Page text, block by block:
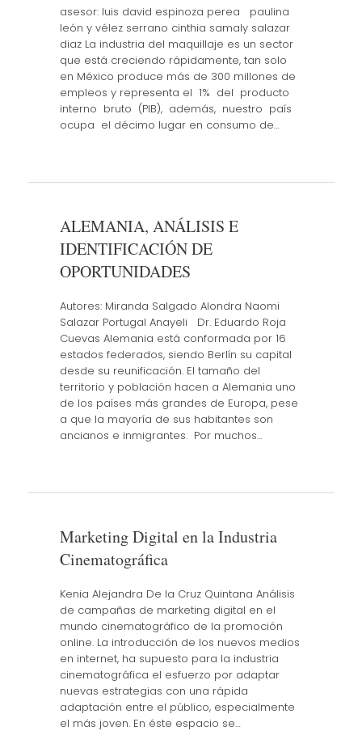
asesor: luis david espinoza perea paulina
león y vélez serrano cinthia samaly salazar
diaz La industria del maquillaje es un sector
que está creciendo rápidamente, tan solo
en México produce más de 300 millones de
empleos y representa el 1% del producto
interno bruto (PIB), además, nuestro país
ocupa el décimo lugar en consumo de…
ALEMANIA, ANÁLISIS E
IDENTIFICACIÓN DE
OPORTUNIDADES
Autores: Miranda Salgado Alondra Naomi
Salazar Portugal Anayeli Dr. Eduardo Roja
Cuevas Alemania está conformada por 16
estados federados, siendo Berlín su capital
desde su reunificación. El tamaño del
territorio y población hacen a Alemania uno
de los países más grandes de Europa, pese
a que la mayoría de sus habitantes son
ancianos e inmigrantes. Por muchos…
Marketing Digital en la Industria
Cinematográfica
Kenia Alejandra De la Cruz Quintana Análisis
de campañas de marketing digital en el
mundo cinematográfico de la promoción
online. La introducción de los nuevos medios
en internet, ha supuesto para la industria
cinematográfica el esfuerzo por adaptar
nuevas estrategias con una rápida
adaptación entre el público, especialmente
el más joven. En éste espacio se…